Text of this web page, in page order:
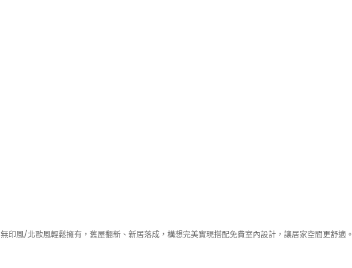
無印風/北歐風輕鬆擁有，舊屋翻新、新居落成，構想完美實現搭配免費室內設計，讓居家空間更舒適。